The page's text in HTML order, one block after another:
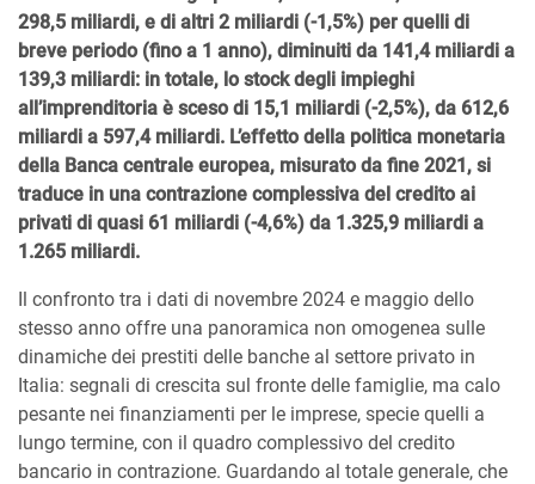
298,5 miliardi, e di altri 2 miliardi (-1,5%) per quelli di
breve periodo (fino a 1 anno), diminuiti da 141,4 miliardi a
139,3 miliardi: in totale, lo stock degli impieghi
all’imprenditoria è sceso di 15,1 miliardi (-2,5%), da 612,6
miliardi a 597,4 miliardi. L’effetto della politica monetaria
della Banca centrale europea, misurato da fine 2021, si
traduce in una contrazione complessiva del credito ai
privati di quasi 61 miliardi (-4,6%) da 1.325,9 miliardi a
1.265 miliardi.
Il confronto tra i dati di novembre 2024 e maggio dello
stesso anno offre una panoramica non omogenea sulle
dinamiche dei prestiti delle banche al settore privato in
Italia: segnali di crescita sul fronte delle famiglie, ma calo
pesante nei finanziamenti per le imprese, specie quelli a
lungo termine, con il quadro complessivo del credito
bancario in contrazione. Guardando al totale generale, che